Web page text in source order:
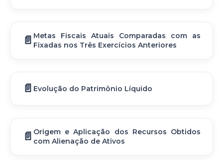
Metas Fiscais Atuais Comparadas com as
Fixadas nos Três Exercícios Anteriores
Evolução do Patrimônio Líquido
Origem e Aplicação dos Recursos Obtidos
com Alienação de Ativos